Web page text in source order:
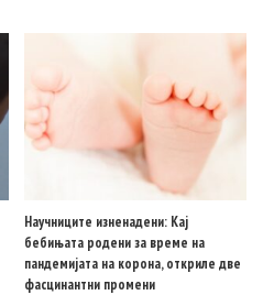
Научниците изненадени: Кај
бебињата родени за време на
пандемијата на корона, откриле две
фасцинантни промени